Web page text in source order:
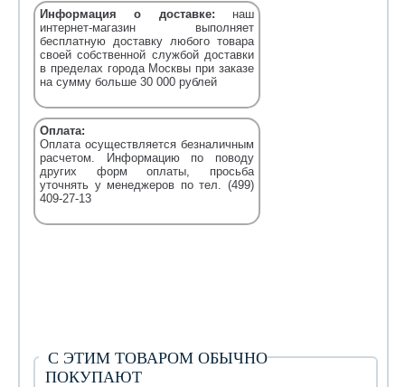
Информация о доставке: наш
интернет-магазин выполняет
бесплатную доставку любого товара
своей собственной службой доставки
в пределах города Москвы при заказе
на сумму больше 30 000 рублей
Оплата:
Оплата осуществляется безналичным
расчетом. Информацию по поводу
других форм оплаты, просьба
уточнять у менеджеров по тел. (499)
409-27-13
С ЭТИМ ТОВАРОМ ОБЫЧНО
ПОКУПАЮТ